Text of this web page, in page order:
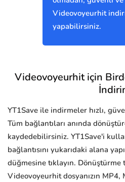
Videovoyeurhit
yapabilirsiniz.
Videovoyeurhit için
YT1Save ile indirmeler hızlı,
Tüm bağlantıları anında
kaydedebilirsiniz. YT1Save'i
bağlantısını yukarıdaki alana
düğmesine tıklayın. Dönüştürme
Videovoyeurhit dosyanızın